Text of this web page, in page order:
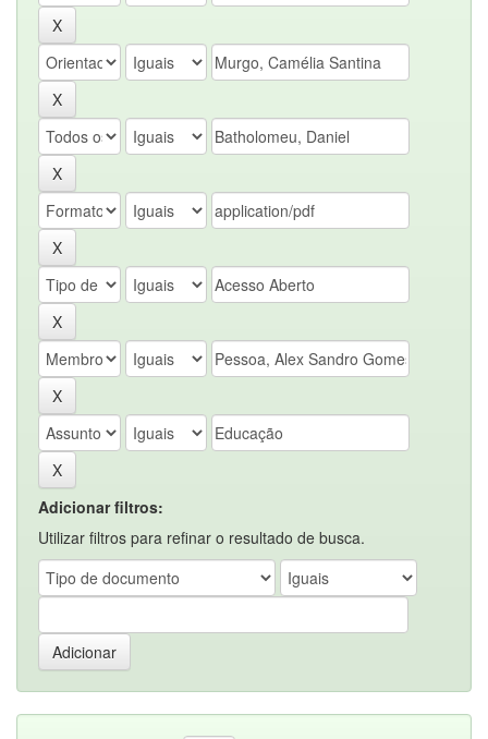
Adicionar filtros:
Utilizar filtros para refinar o resultado de busca.